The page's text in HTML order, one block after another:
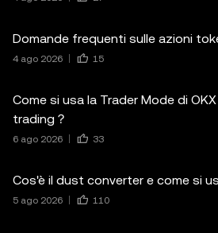
Domande frequenti sulle azioni
4 ago 2026 15
Come si usa la Trader Mode di
trading？
6 ago 2026 33
Cos'è il dust converter e come si
5 ago 2026 110